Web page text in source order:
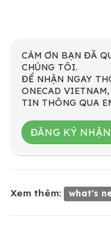
CÁM ƠN BẠN ĐÃ
CHÚNG TÔI.
ĐỂ NHẬN NGAY
ONECAD
TIN THÔNG QUA
ĐĂNG KÝ
Xem thêm: what's